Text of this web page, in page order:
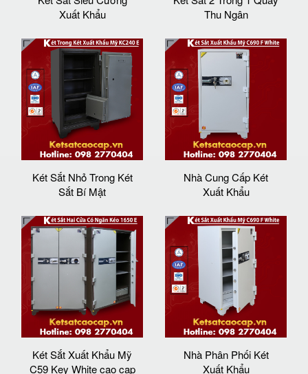
Xuất Khẩu
Thu Ngân
Két Sắt Nhỏ Trong Két
Sắt Bí Mật
Nhà Cung Cấp Két
Xuất Khẩu
Két Sắt Xuất Khẩu Mỹ
C59 Key White cao cap
Nhà Phân Phối Két
Xuất Khẩu